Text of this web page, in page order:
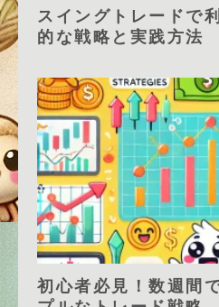
スイングトレードで
的な戦略と実践方法
初心者必見！数週間